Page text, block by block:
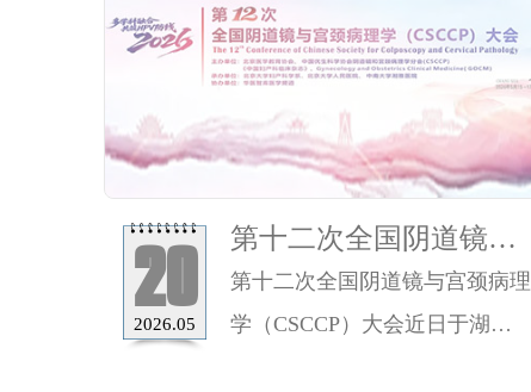
20
2026.05
第十二次全国阴道镜与
宫颈病理学（CSCCP）
大会圆满闭幕，联合医
第十二次全国阴道镜与宫颈病理
学（CSCCP）大会近日于湖南